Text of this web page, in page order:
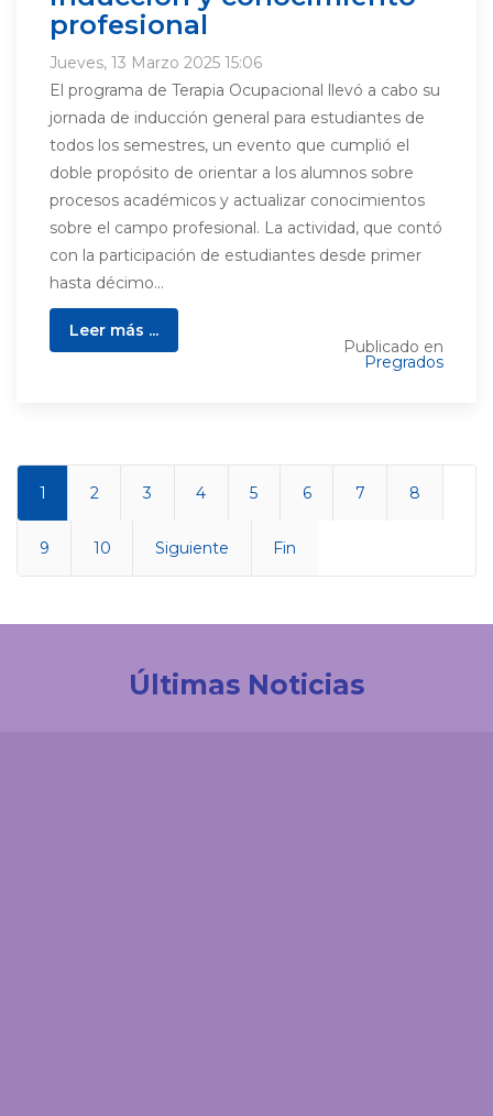
profesional
Jueves, 13 Marzo 2025 15:06
El programa de Terapia Ocupacional llevó a cabo su
jornada de inducción general para estudiantes de
todos los semestres, un evento que cumplió el
doble propósito de orientar a los alumnos sobre
procesos académicos y actualizar conocimientos
sobre el campo profesional. La actividad, que contó
con la participación de estudiantes desde primer
hasta décimo...
Leer más ...
Publicado en
Pregrados
1 2 3 4 5 6 7 8
9 10 Siguiente Fin
Últimas Noticias